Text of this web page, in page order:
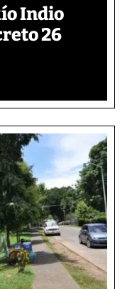
Indio
26